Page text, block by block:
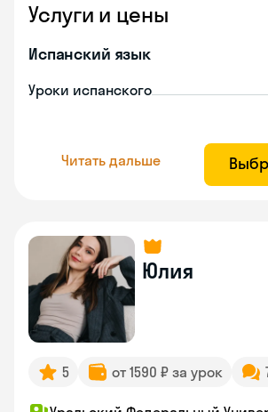
Услуги и цены
Испанский язык
Уроки испанского
Читать дальше
Юлия
5 от 1590 ₽ за урок